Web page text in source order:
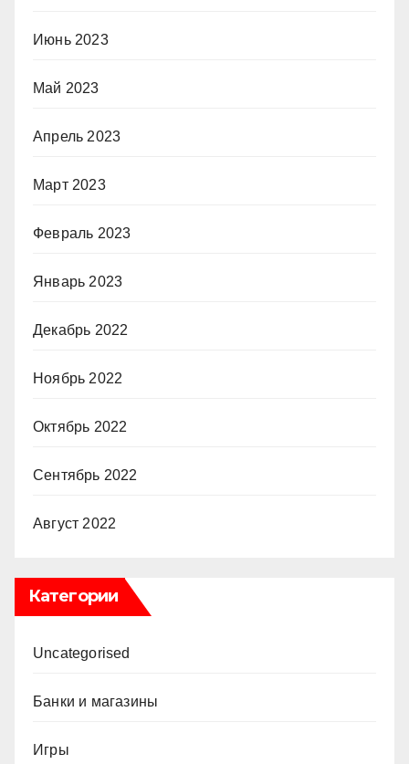
Июнь 2023
Май 2023
Апрель 2023
Март 2023
Февраль 2023
Январь 2023
Декабрь 2022
Ноябрь 2022
Октябрь 2022
Сентябрь 2022
Август 2022
Категории
Uncategorised
Банки и магазины
Игры